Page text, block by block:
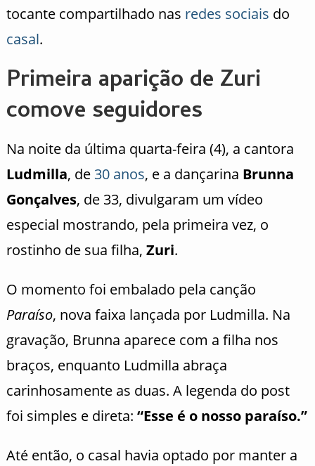
tocante compartilhado nas redes sociais do
casal.
Primeira aparição de Zuri
comove seguidores
Na noite da última quarta-feira (4), a cantora
Ludmilla, de 30 anos, e a dançarina Brunna
Gonçalves, de 33, divulgaram um vídeo
especial mostrando, pela primeira vez, o
rostinho de sua filha, Zuri.
O momento foi embalado pela canção
Paraíso, nova faixa lançada por Ludmilla. Na
gravação, Brunna aparece com a filha nos
braços, enquanto Ludmilla abraça
carinhosamente as duas. A legenda do post
foi simples e direta: “Esse é o nosso paraíso.”
Até então, o casal havia optado por manter a